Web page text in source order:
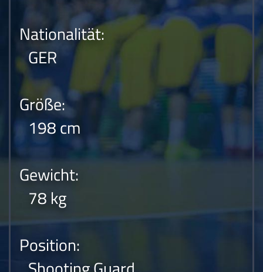
Nationalität:
GER
Größe:
198 cm
Gewicht:
78 kg
Position: